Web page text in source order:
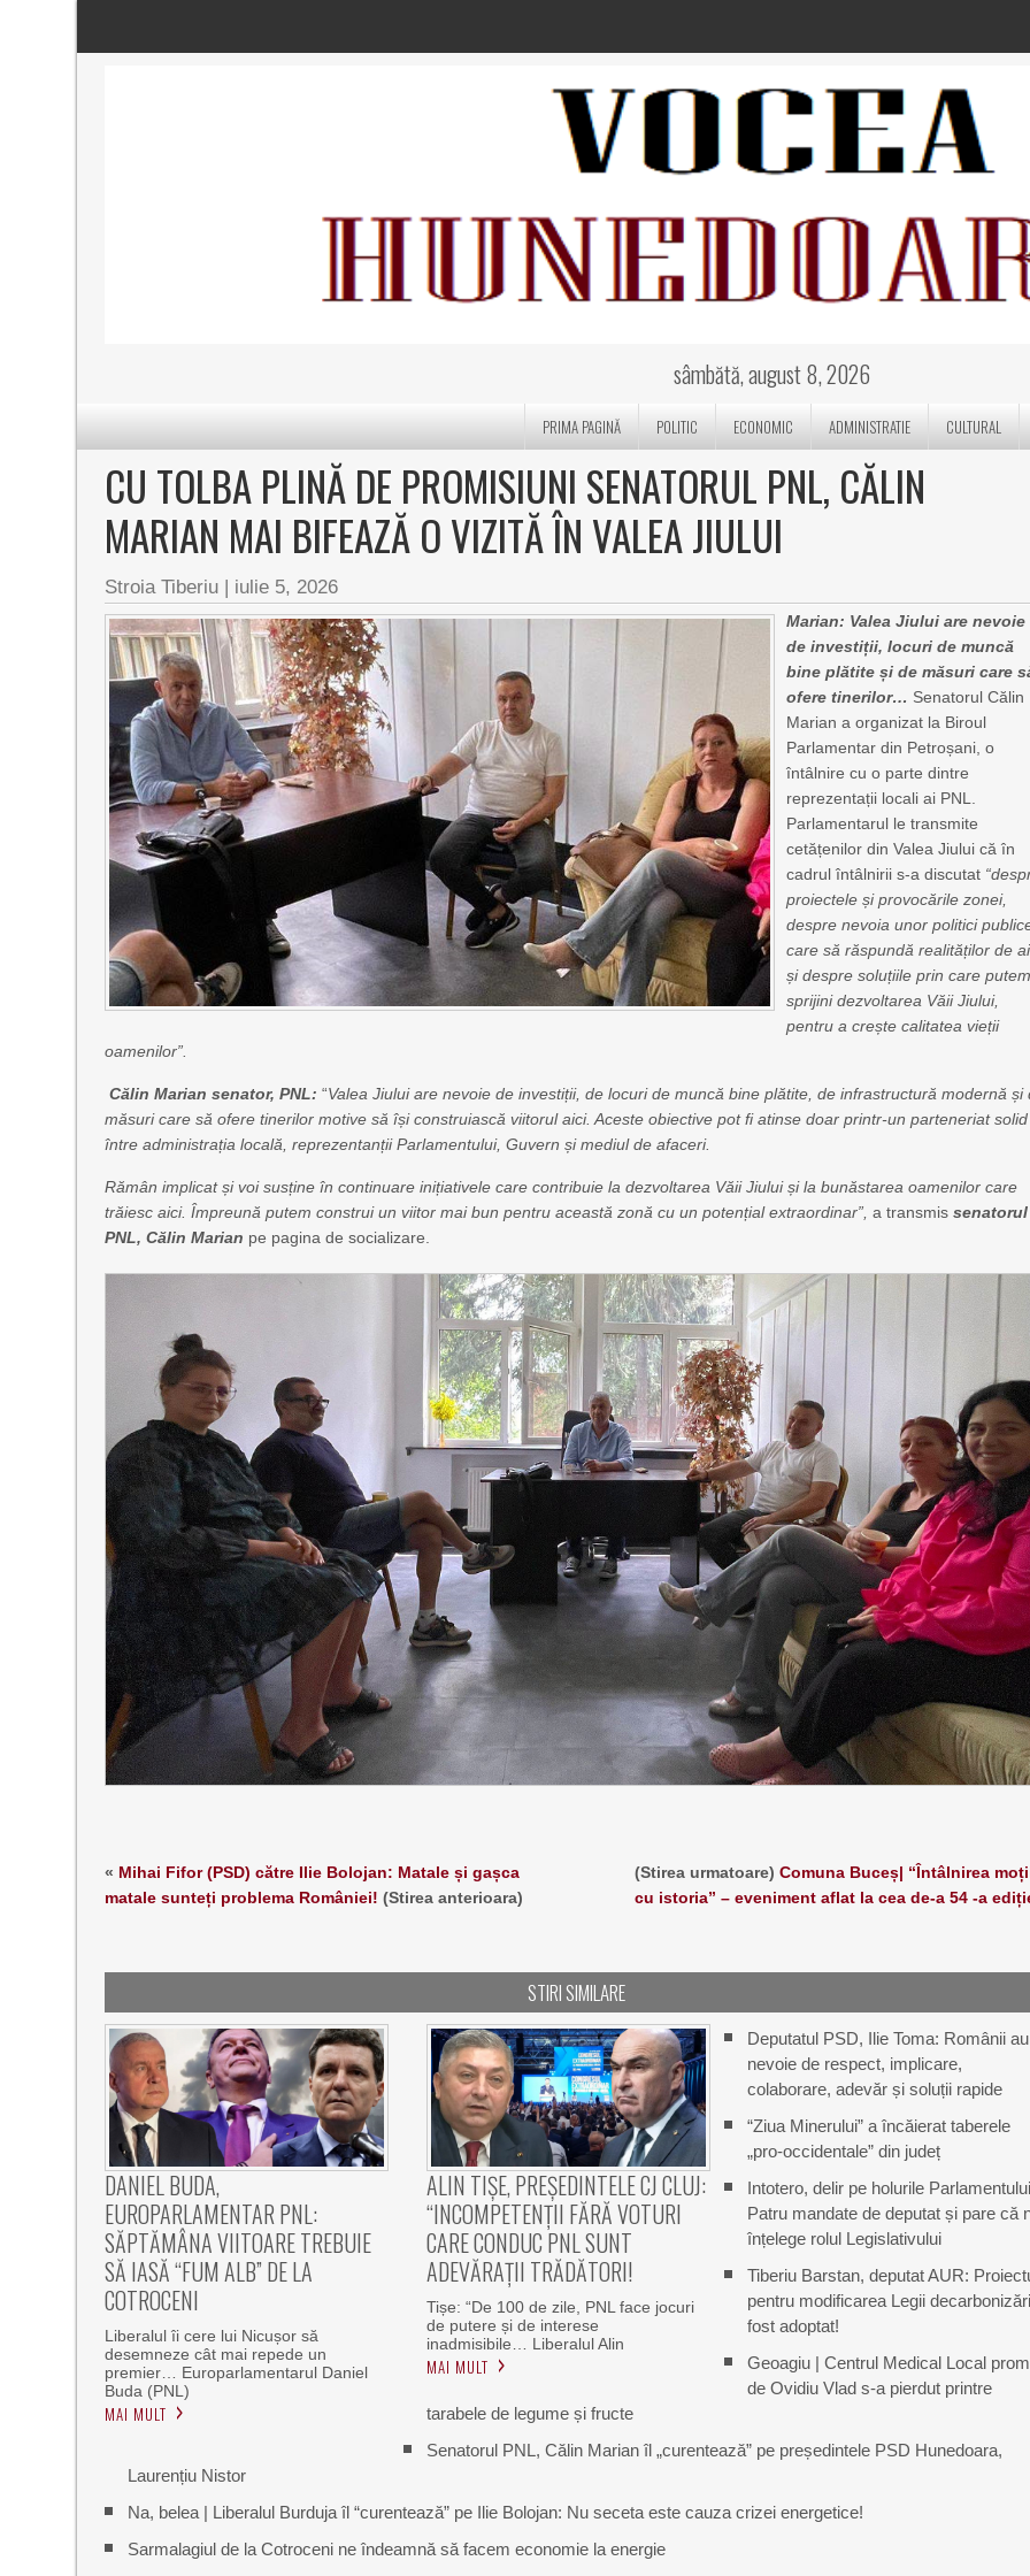
sâmbătă, august 8, 2026
PRIMA PAGINĂ POLITIC ECONOMIC ADMINISTRATIE CULTURAL
CU TOLBA PLINĂ DE PROMISIUNI SENATORUL PNL, CĂLIN
MARIAN MAI BIFEAZĂ O VIZITĂ ÎN VALEA JIULUI
Stroia Tiberiu | iulie 5, 2026
Marian: Valea Jiului are nevoie
de investiții, locuri de muncă
bine plătite și de măsuri care
ofere tinerilor… Senatorul Călin
Marian a organizat la Biroul
Parlamentar din Petroșani, o
întâlnire cu o parte dintre
reprezentații locali ai PNL.
Parlamentarul le transmite
cetățenilor din Valea Jiului că în
cadrul întâlnirii s-a discutat
proiectele și provocările zonei,
despre nevoia unor politici
care să răspundă realităților de
și despre soluțiile prin care
sprijini dezvoltarea Văii Jiului,
pentru a crește calitatea vieții
oamenilor”.
Călin Mariansenator, PNL: “Valea Jiului are nevoie de investiții, de locuri de muncă bine plătite, de infrastructură modernă și
măsuri care să ofere tinerilor motive să își construiască viitorul aici. Aceste obiective pot fi atinse doar printr-un parteneriat solid
între administrația locală, reprezentanții Parlamentului, Guvern și mediul de afaceri.
Rămân implicat și voi susține în continuare inițiativele care contribuie la dezvoltarea Văii Jiului și la bunăstarea oamenilor care
trăiesc aici. Împreună putem construi un viitor mai bun pentru această zonă cu un potențial extraordinar”, a transmissenatorul
PNL, Călin Marian pe pagina de socializare.
« Mihai Fifor (PSD) către Ilie Bolojan: Matale și gașca
matale sunteți problema României! (Stirea anterioara)
(Stirea urmatoare) Comuna Buceș| “Întâlnirea
cu istoria” – eveniment aflat la cea de-a 54 -a
STIRI SIMILARE
DANIEL BUDA,
EUROPARLAMENTAR PNL:
SĂPTĂMÂNA VIITOARE TREBUIE
SĂ IASĂ “FUM ALB” DE LA
COTROCENI
Liberalul îi cere lui Nicușor să
desemneze cât mai repede un
premier… Europarlamentarul Daniel
Buda (PNL)
MAI MULT
ALIN TIȘE, PREȘEDINTELE CJ CLUJ:
“INCOMPETENȚII FĂRĂ VOTURI
CARE CONDUC PNL SUNT
ADEVĂRAȚII TRĂDĂTORI!
Tișe: “De 100 de zile, PNL face jocuri
de putere și de interese
inadmisibile… Liberalul Alin
MAI MULT
Deputatul PSD, Ilie Toma: Românii au
nevoie de respect, implicare,
colaborare, adevăr și soluții rapide
“Ziua Minerului” a încăierat taberele
„pro-occidentale” din județ
Intotero, delir pe holurile
Patru mandate de deputat și pare că
înțelege rolul Legislativului
Tiberiu Barstan, deputat AUR:
pentru modificarea Legii
fost adoptat!
Geoagiu | Centrul Medical Local
de Ovidiu Vlad s-a pierdut printre
tarabele de legume și fructe
Senatorul PNL, Călin Marian îl „curentează” pe președintele PSD Hunedoara,
Laurențiu Nistor
Na, belea | Liberalul Burduja îl “curentează” pe Ilie Bolojan: Nu seceta este cauza crizei energetice!
Sarmalagiul de la Cotroceni ne îndeamnă să facem economie la energie